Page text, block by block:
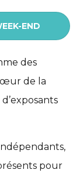
END
des
de la
pour